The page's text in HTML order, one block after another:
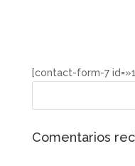
[contact-form-7
Comentarios